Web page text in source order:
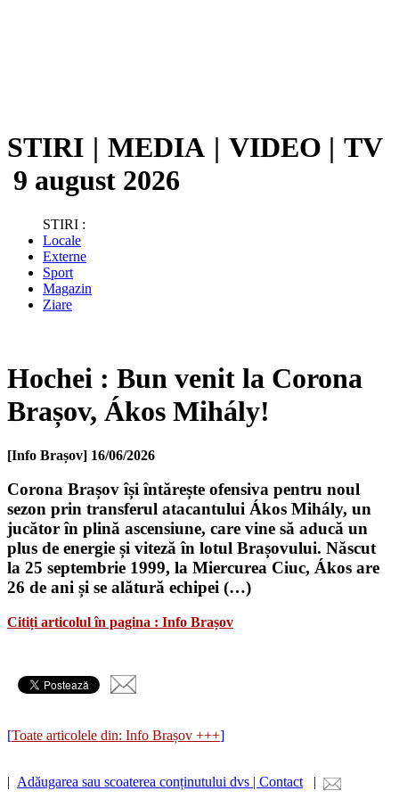
STIRI | MEDIA | VIDEO | TV
9 august 2026
STIRI :
Locale
Externe
Sport
Magazin
Ziare
Hochei : Bun venit la Corona
Brașov, Ákos Mihály!
[Info Brașov] 16/06/2026
Corona Brașov își întărește ofensiva pentru noul
sezon prin transferul atacantului Ákos Mihály, un
jucător în plină ascensiune, care vine să aducă un
plus de energie și viteză în lotul Brașovului. Născut
la 25 septembrie 1999, la Miercurea Ciuc, Ákos are
26 de ani și se alătură echipei (…)
Citiți articolul în pagina : Info Brașov
[Toate articolele din: Info Brașov +++]
| Adăugarea sau scoaterea conținutului dvs | Contact |